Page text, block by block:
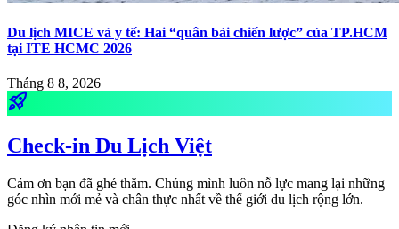
Du lịch MICE và y tế: Hai “quân bài chiến lược” của TP.HCM
tại ITE HCMC 2026
Tháng 8 8, 2026
rocket_launch
Check-in Du Lịch Việt
Cảm ơn bạn đã ghé thăm. Chúng mình luôn nỗ lực mang lại những
góc nhìn mới mẻ và chân thực nhất về thế giới du lịch rộng lớn.